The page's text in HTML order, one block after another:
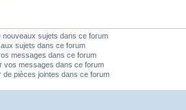
nouveaux sujets dans ce forum
sujets dans ce forum
messages dans ce forum
vos messages dans ce forum
de pièces jointes dans ce forum